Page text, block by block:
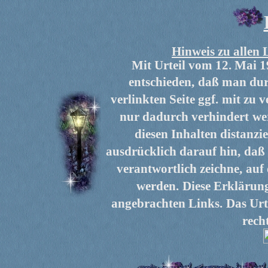
Hinweis zu allen
Mit Urteil vom 12. Mai
entschieden, daß man
verlinkten Seite ggf. mit zu
nur dadurch verhindert
diesen Inhalten
ausdrücklich darauf hin, daß
verantwortlich zeichne, auf
werden. Diese
angebrachten Links. Das